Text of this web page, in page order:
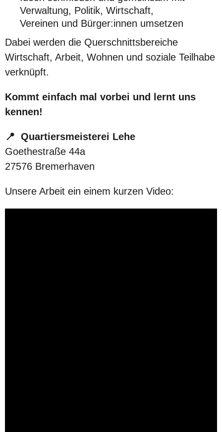
Verwaltung, Politik, Wirtschaft,
Vereinen und Bürger:innen umsetzen
Dabei werden die Querschnittsbereiche
Wirtschaft, Arbeit, Wohnen und soziale Teilhabe
verknüpft.
Kommt einfach mal vorbei und lernt uns
kennen!
📍 Quartiersmeisterei Lehe
Goethestraße 44a
27576 Bremerhaven
Unsere Arbeit ein einem kurzen Video: